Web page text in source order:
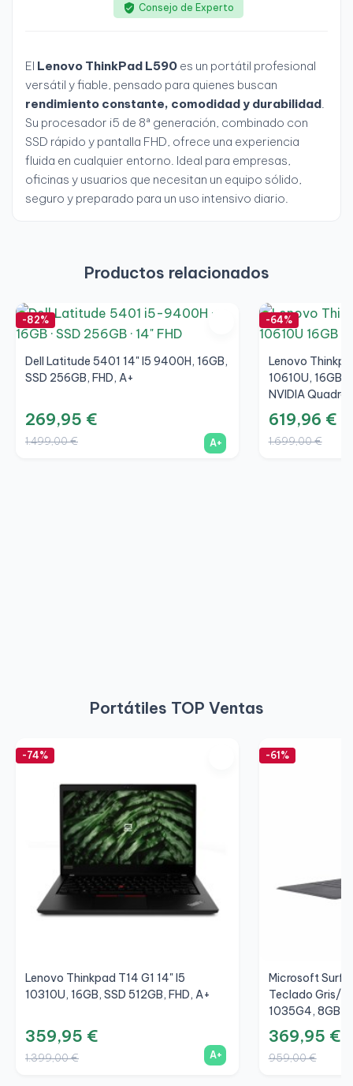
Consejo de Experto
El Lenovo ThinkPad L590 es un portátil profesional
versátil y fiable, pensado para quienes buscan
rendimiento constante, comodidad y durabilidad.
Su procesador i5 de 8ª generación, combinado con
SSD rápido y pantalla FHD, ofrece una experiencia
fluida en cualquier entorno. Ideal para empresas,
oficinas y usuarios que necesitan un equipo sólido,
seguro y preparado para un uso intensivo diario.
Productos relacionados
-82%
Dell Latitude 5401 14" I5 9400H, 16GB,
SSD 256GB, FHD, A+
269,95 €
1.499,00 € A+
-64%
Lenovo
10610U, 16GB,
NVIDIA Quadro
619,96 €
1.699,00 €
Portátiles TOP Ventas
-74%
Lenovo Thinkpad T14 G1 14" I5
10310U, 16GB, SSD 512GB, FHD, A+
359,95 €
1.399,00 € A+
-61%
Microsoft
Teclado Gris/
1035G4, 8GB,
369,95 €
959,00 €